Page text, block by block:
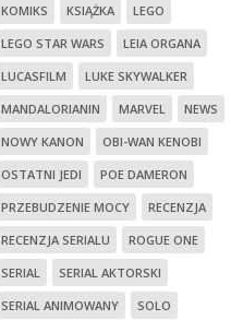
KOMIKS
KSIĄŻKA
LEGO
LEGO STAR WARS
LEIA ORGANA
LUCASFILM
LUKE SKYWALKER
MANDALORIANIN
MARVEL
NEWS
NOWY KANON
OBI-WAN KENOBI
OSTATNI JEDI
POE DAMERON
PRZEBUDZENIE MOCY
RECENZJA
RECENZJA SERIALU
ROGUE ONE
SERIAL
SERIAL AKTORSKI
SERIAL ANIMOWANY
SOLO